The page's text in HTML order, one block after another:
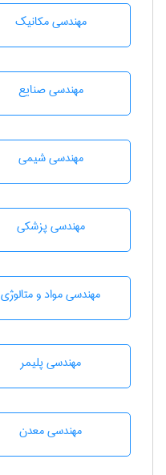
مهندسی مکانیک
مهندسی صنايع
مهندسي شيمی
مهندسی پزشکی
مهندسی مواد و متالوژی
مهندسی پليمر
مهندسی معدن